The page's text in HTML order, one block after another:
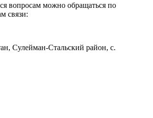
вопросам можно обращаться по
связи:
Сулейман-Стальский район, с.